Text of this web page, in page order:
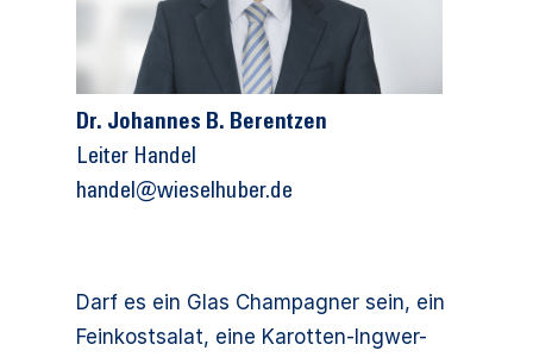
Dr. Johannes B. Berentzen
Leiter Handel
handel@wieselhuber.de
Darf es ein Glas Champagner sein, ein
Feinkostsalat, eine Karotten-Ingwer-